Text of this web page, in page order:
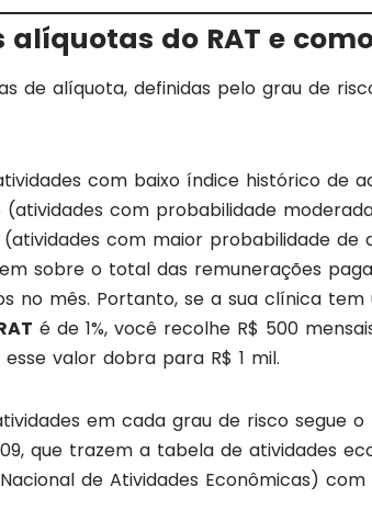
alíquotas do RAT e
de alíquota, definidas pelo grau de
com baixo índice histórico de
(atividades com probabilidade
com maior probabilidade de
sobre o total das remunerações
no mês. Portanto, se a sua clínica
é de 1%, você recolhe R$ 500
valor dobra para R$ 1 mil.
em cada grau de risco segue o
que trazem a tabela de atividades
de Atividades Econômicas)